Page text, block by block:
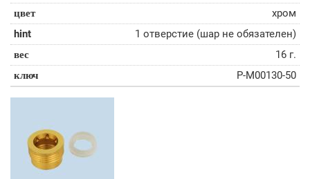
хром
1 отверстие (шар не обязателен)
16 г.
P-M00130-50